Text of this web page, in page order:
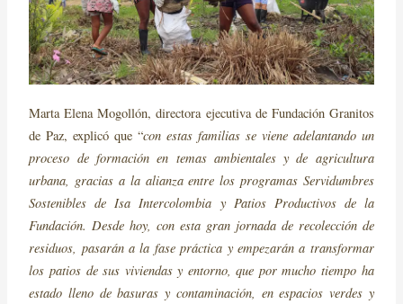
Marta Elena Mogollón, directora ejecutiva de Fundación Granitos
de Paz, explicó que “con estas familias se viene adelantando un
proceso de formación en temas ambientales y de agricultura
urbana, gracias a la alianza entre los programas Servidumbres
Sostenibles de Isa Intercolombia y Patios Productivos de la
Fundación. Desde hoy, con esta gran jornada de recolección de
residuos, pasarán a la fase práctica y empezarán a transformar
los patios de sus viviendas y entorno, que por mucho tiempo ha
estado lleno de basuras y contaminación, en espacios verdes y